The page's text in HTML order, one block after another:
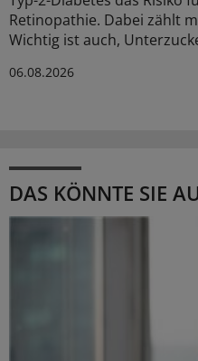
Retinopathie. Dabei zählt
Wichtig ist auch,
06.08.2026
DAS KÖNNTE SIE